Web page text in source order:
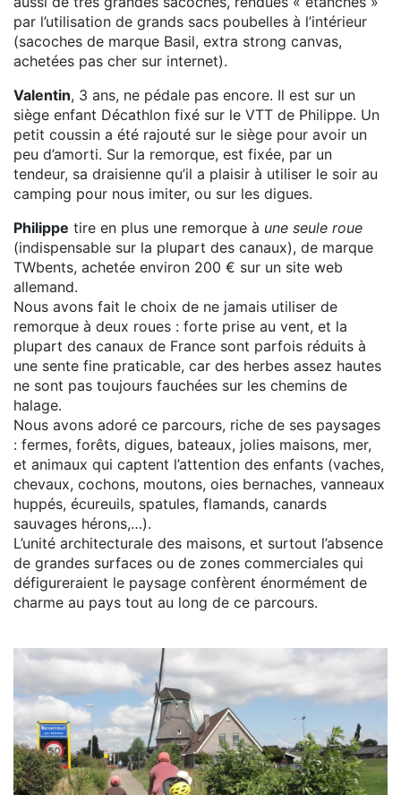
par l’utilisation de grands sacs poubelles à l’intérieur
(sacoches de marque Basil, extra strong canvas,
achetées pas cher sur internet).
Valentin, 3 ans, ne pédale pas encore. Il est sur un
siège enfant Décathlon fixé sur le VTT de Philippe. Un
petit coussin a été rajouté sur le siège pour avoir un
peu d’amorti. Sur la remorque, est fixée, par un
tendeur, sa draisienne qu’il a plaisir à utiliser le soir au
camping pour nous imiter, ou sur les digues.
Philippe tire en plus une remorque à une seule roue
(indispensable sur la plupart des canaux), de marque
TWbents, achetée environ 200 € sur un site web
allemand.
Nous avons fait le choix de ne jamais utiliser de
remorque à deux roues : forte prise au vent, et la
plupart des canaux de France sont parfois réduits à
une sente fine praticable, car des herbes assez hautes
ne sont pas toujours fauchées sur les chemins de
halage.
Nous avons adoré ce parcours, riche de ses paysages
: fermes, forêts, digues, bateaux, jolies maisons, mer,
et animaux qui captent l’attention des enfants (vaches,
chevaux, cochons, moutons, oies bernaches, vanneaux
huppés, écureuils, spatules, flamands, canards
sauvages hérons,…).
L’unité architecturale des maisons, et surtout l’absence
de grandes surfaces ou de zones commerciales qui
défigureraient le paysage confèrent énormément de
charme au pays tout au long de ce parcours.